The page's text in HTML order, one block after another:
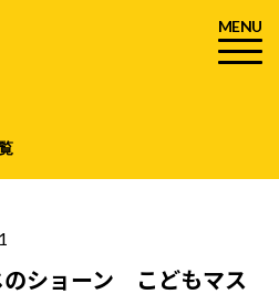
MENU
のショーン こどもマス